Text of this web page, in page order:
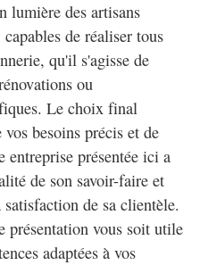
lumière des artisans
de réaliser tous
qu'il s'agisse de
ou
Le choix final
besoins précis et de
entreprise présentée ici a
de son savoir-faire et
satisfaction de sa clientèle.
présentation vous soit utile
adaptées à vos